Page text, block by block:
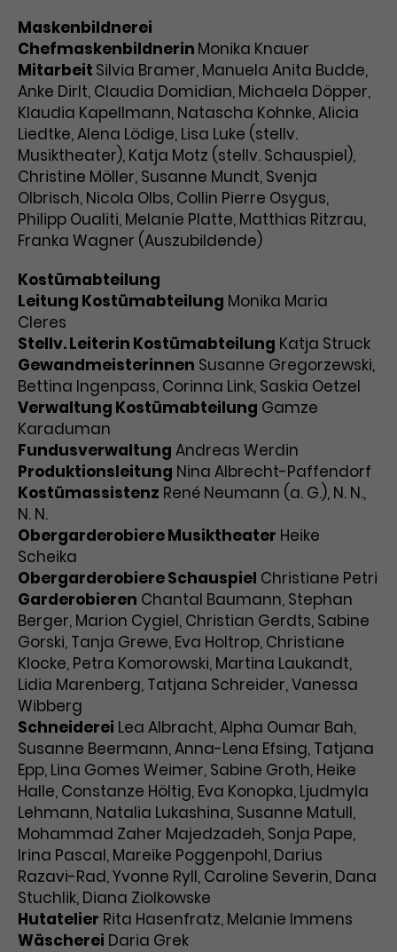
Maskenbildnerei
Chefmaskenbildnerin Monika Knauer
Mitarbeit Silvia Bramer, Manuela Anita Budde,
Anke Dirlt, Claudia Domidian, Michaela Döpper,
Klaudia Kapellmann, Natascha Kohnke, Alicia
Liedtke, Alena Lödige, Lisa Luke (stellv.
Musiktheater), Katja Motz (stellv. Schauspiel),
Christine Möller, Susanne Mundt, Svenja
Olbrisch, Nicola Olbs, Collin Pierre Osygus,
Philipp Oualiti, Melanie Platte, Matthias Ritzrau,
Franka Wagner (Auszubildende)
Kostümabteilung
Leitung Kostümabteilung Monika Maria
Cleres
Stellv. Leiterin Kostümabteilung Katja Struck
Gewandmeisterinnen Susanne Gregorzewski,
Bettina Ingenpass, Corinna Link, Saskia Oetzel
Verwaltung Kostümabteilung Gamze
Karaduman
Fundusverwaltung Andreas Werdin
Produktionsleitung Nina Albrecht-Paffendorf
Kostümassistenz René Neumann (a. G.), N. N.,
N. N.
Obergarderobiere Musiktheater Heike
Scheika
Obergarderobiere Schauspiel Christiane Petri
Garderobieren Chantal Baumann, Stephan
Berger, Marion Cygiel, Christian Gerdts, Sabine
Gorski, Tanja Grewe, Eva Holtrop, Christiane
Klocke, Petra Komorowski, Martina Laukandt,
Lidia Marenberg, Tatjana Schreider, Vanessa
Wibberg
Schneiderei Lea Albracht, Alpha Oumar Bah,
Susanne Beermann, Anna-Lena Efsing, Tatjana
Epp, Lina Gomes Weimer, Sabine Groth, Heike
Halle, Constanze Höltig, Eva Konopka, Ljudmyla
Lehmann, Natalia Lukashina, Susanne Matull,
Mohammad Zaher Majedzadeh, Sonja Pape,
Irina Pascal, Mareike Poggenpohl, Darius
Razavi-Rad, Yvonne Ryll, Caroline Severin, Dana
Stuchlik, Diana Ziolkowske
Hutatelier Rita Hasenfratz, Melanie Immens
Wäscherei Daria Grek